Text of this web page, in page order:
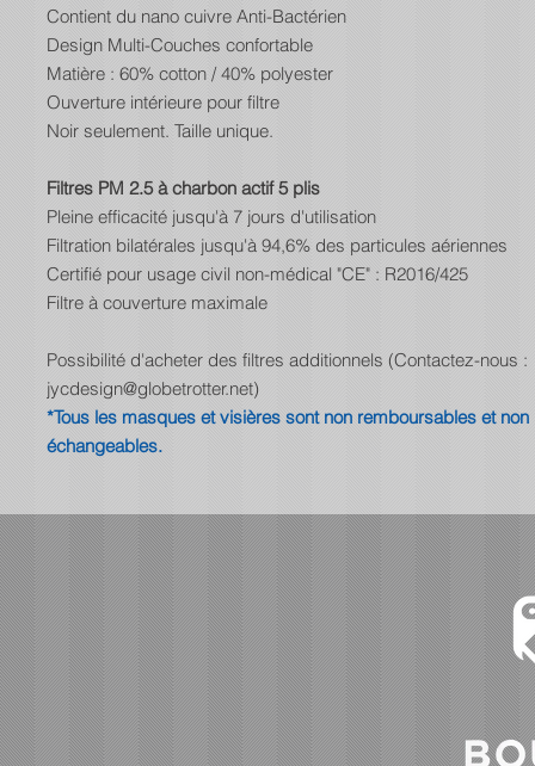
Contient du nano cuivre Anti-Bactérien
Design Multi-Couches confortable
Matière : 60% cotton / 40% polyester
Ouverture intérieure pour filtre
Noir seulement. Taille unique.
Filtres PM 2.5 à charbon actif 5 plis
Pleine efficacité jusqu'à 7 jours d'utilisation
Filtration bilatérales jusqu'à 94,6% des particules aériennes
Certifié pour usage civil non-médical "CE" : R2016/425
Filtre à couverture maximale
Possibilité d'acheter des filtres additionnels (Contactez-nous :
jycdesign@globetrotter.net)
*Tous les masques et visières sont non remboursables et non
échangeables.